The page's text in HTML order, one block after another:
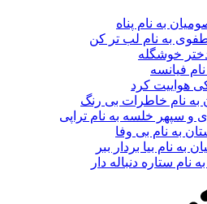
به نام پناه
به نام لب تر کن
دختر خوشگله
فیانسه
کی هواییت کرد
به نام خاطرات بی رنگ
و سپهر خلسه به نام تراپی
به نام بی وفا
به نام بیا بردار ببر
نام ستاره دنباله دار